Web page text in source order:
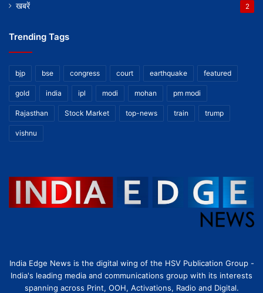
खबरें 2
Trending Tags
bjp bse congress court earthquake featured
gold india ipl modi mohan pm modi
Rajasthan Stock Market top-news train trump
vishnu
India Edge News is the digital wing of the HSV Publication Group -
India's leading media and communications group with its interests
spanning across Print, OOH, Activations, Radio and Digital.